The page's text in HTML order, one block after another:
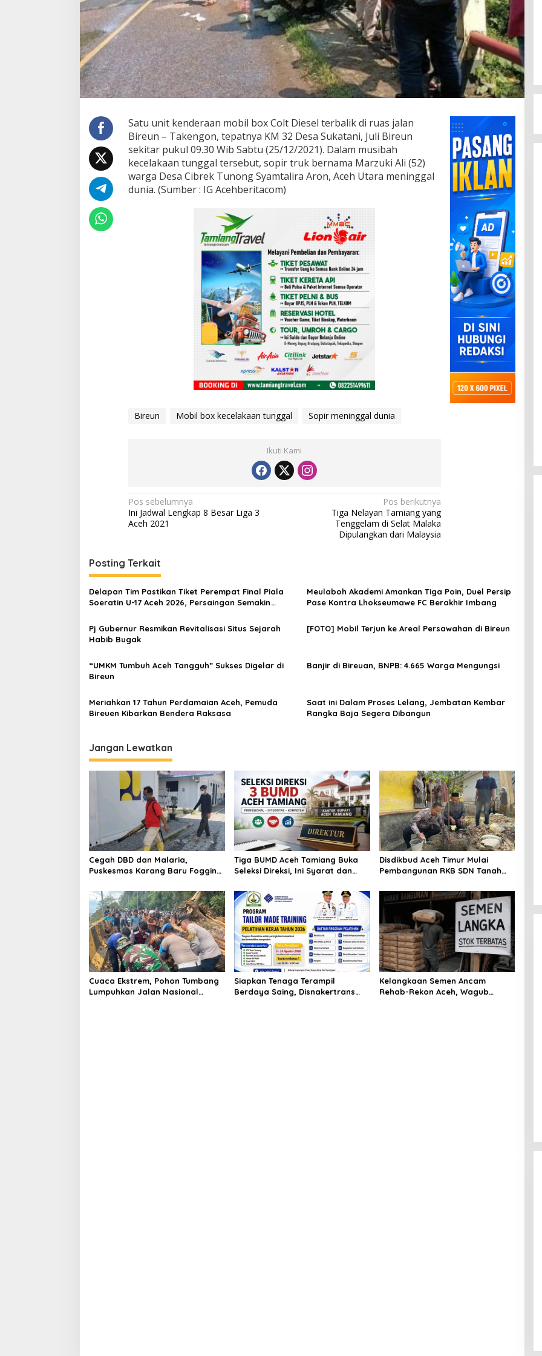
a
S
o
p
i
r
M
i
n
g
g
a
D
Satu unit kenderaan mobil box Colt Diesel terbalik di ruas jalan
Bireun – Takengon, tepatnya KM 32 Desa Sukatani, Juli Bireun
sekitar pukul 09.30 Wib Sabtu (25/12/2021). Dalam musibah
kecelakaan tunggal tersebut, sopir truk bernama Marzuki Ali (52)
warga Desa Cibrek Tunong Syamtalira Aron, Aceh Utara meninggal
dunia. (Sumber : IG Acehberitacom)
Bireun Mobil box kecelakaan tunggal Sopir meninggal dunia
Ikuti Kami
N
a
i
g
a
s
i
p
o
s
Pos sebelumnya
Ini Jadwal Lengkap 8 Besar Liga 3
Aceh 2021
Pos berikutnya
Tiga Nelayan Tamiang yang
Tenggelam di Selat Malaka
Dipulangkan dari Malaysia
Posting Terkait
Delapan Tim Pastikan Tiket Perempat Final Piala
Soeratin U-17 Aceh 2026, Persaingan Semakin
Meulaboh Akademi Amankan Tiga Poin, Duel Persip
Pase Kontra Lhokseumawe FC Berakhir Imbang
Pj Gubernur Resmikan Revitalisasi Situs Sejarah
Habib Bugak
[FOTO] Mobil Terjun ke Areal Persawahan di Bireun
“UMKM Tumbuh Aceh Tangguh” Sukses Digelar di
Bireun
Banjir di Bireuan, BNPB: 4.665 Warga Mengungsi
Meriahkan 17 Tahun Perdamaian Aceh, Pemuda
Bireuen Kibarkan Bendera Raksasa
Saat ini Dalam Proses Lelang, Jembatan Kembar
Rangka Baja Segera Dibangun
Jangan Lewatkan
Cegah DBD dan Malaria,
Puskesmas Karang Baru Fogging
Tiga BUMD Aceh Tamiang Buka
Seleksi Direksi, Ini Syarat dan
Disdikbud Aceh Timur Mulai
Pembangunan RKB SDN Tanah
Cuaca Ekstrem, Pohon Tumbang
Lumpuhkan Jalan Nasional
Siapkan Tenaga Terampil
Berdaya Saing, Disnakertrans
Kelangkaan Semen Ancam
Rehab-Rekon Aceh, Wagub